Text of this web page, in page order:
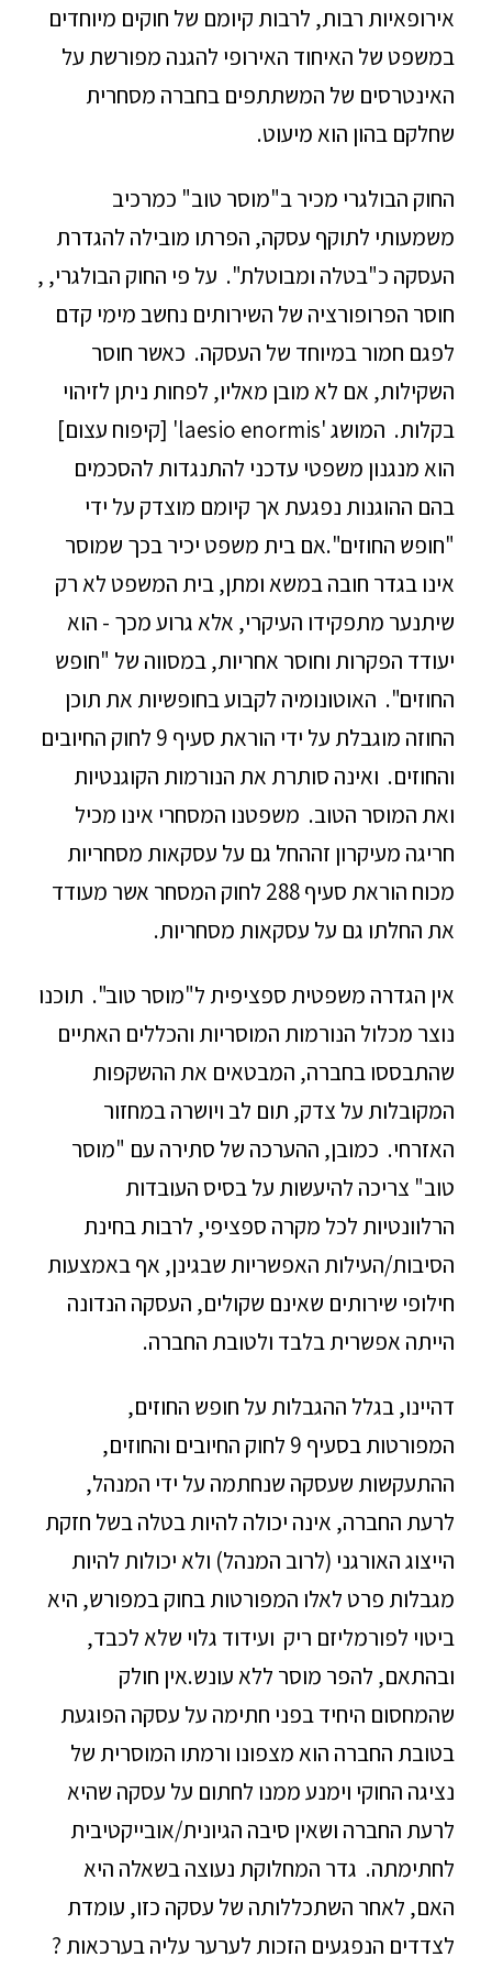
אירופאיות רבות, לרבות קיומם של חוקים מיוחדים
במשפט של האיחוד האירופי להגנה מפורשת על
האינטרסים של המשתתפים בחברה מסחרית
שחלקם בהון הוא מיעוט.
החוק הבולגרי מכיר ב"מוסר טוב" כמרכיב
משמעותי לתוקף עסקה, הפרתו מובילה להגדרת
העסקה כ"בטלה ומבוטלת". על פי החוק הבולגרי, ,
חוסר הפרופורציה של השירותים נחשב מימי קדם
לפגם חמור במיוחד של העסקה. כאשר חוסר
השקילות, אם לא מובן מאליו, לפחות ניתן לזיהוי
בקלות. המושג 'laesio enormis' [קיפוח עצום]
הוא מנגנון משפטי עדכני להתנגדות להסכמים
בהם ההוגנות נפגעת אך קיומם מוצדק על ידי
"חופש החוזים".אם בית משפט יכיר בכך שמוסר
אינו בגדר חובה במשא ומתן, בית המשפט לא רק
שיתנער מתפקידו העיקרי, אלא גרוע מכך - הוא
יעודד הפקרות וחוסר אחריות, במסווה של "חופש
החוזים". האוטונומיה לקבוע בחופשיות את תוכן
החוזה מוגבלת על ידי הוראת סעיף 9 לחוק החיובים
והחוזים. ואינה סותרת את הנורמות הקוגנטיות
ואת המוסר הטוב. משפטנו המסחרי אינו מכיל
חריגה מעיקרון זההחל גם על עסקאות מסחריות
מכוח הוראת סעיף 288 לחוק המסחר אשר מעודד
את החלתו גם על עסקאות מסחריות.
אין הגדרה משפטית ספציפית ל"מוסר טוב". תוכנו
נוצר מכלול הנורמות המוסריות והכללים האתיים
שהתבססו בחברה, המבטאים את ההשקפות
המקובלות על צדק, תום לב ויושרה במחזור
האזרחי. כמובן, ההערכה של סתירה עם "מוסר
טוב" צריכה להיעשות על בסיס העובדות
הרלוונטיות לכל מקרה ספציפי, לרבות בחינת
הסיבות/העילות האפשריות שבגינן, אף באמצעות
חילופי שירותים שאינם שקולים, העסקה הנדונה
הייתה אפשרית בלבד ולטובת החברה.
דהיינו, בגלל ההגבלות על חופש החוזים,
המפורטות בסעיף 9 לחוק החיובים והחוזים,
ההתעקשות שעסקה שנחתמה על ידי המנהל,
לרעת החברה, אינה יכולה להיות בטלה בשל חזקת
הייצוג האורגני (לרוב המנהל) ולא יכולות להיות
מגבלות פרט לאלו המפורטות בחוק במפורש, היא
ביטוי לפורמליזם ריק ועידוד גלוי שלא לכבד,
ובהתאם, להפר מוסר ללא עונש.אין חולק
שהמחסום היחיד בפני חתימה על עסקה הפוגעת
בטובת החברה הוא מצפונו ורמתו המוסרית של
נציגה החוקי וימנע ממנו לחתום על עסקה שהיא
לרעת החברה ושאין סיבה הגיונית/אובייקטיבית
לחתימתה. גדר המחלוקת נעוצה בשאלה היא
האם, לאחר השתכללותה של עסקה כזו, עומדת
לצדדים הנפגעים הזכות לערער עליה בערכאות ?